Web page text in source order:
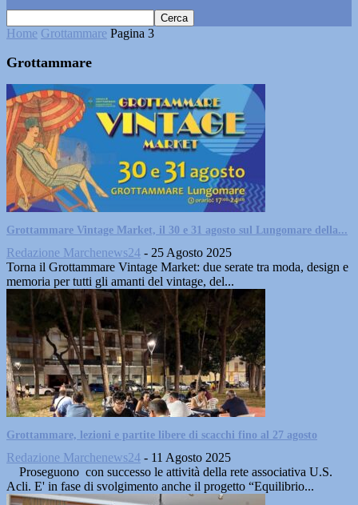
Home Grottammare Pagina 3
Grottammare
Grottammare Vintage Market, il 30 e 31 agosto sul Lungomare della...
Redazione Marchenews24 - 25 Agosto 2025
Torna il Grottammare Vintage Market: due serate tra moda, design e
memoria per tutti gli amanti del vintage, del...
Grottammare, lezioni e partite libere di scacchi fino al 27 agosto
Redazione Marchenews24 - 11 Agosto 2025
Proseguono con successo le attività della rete associativa U.S.
Acli. E' in fase di svolgimento anche il progetto “Equilibrio...